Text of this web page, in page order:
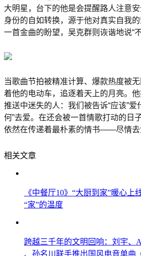
大明星，台下的他是会提醒路人注意
身份的自如转换，源于他对真实自我
一首金曲的盼望，吴克群则诙谐地说“
当歌曲节拍被精准计算、爆款热度被
着他的电动车，追逐着天上的月亮。
推送中迷失的人：我们被告诉“应该”爱
何”去爱。在还会被一首情歌打动的日
依然在传递着最朴素的情书——尽情去
相关文章
《中餐厅10》“大厨到家”暖心上
“家”的温度
跨越三千年的文明回响：刘宇、
、孙名川联手推出国风电音单曲